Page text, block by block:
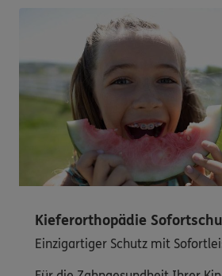
Kieferorthopädie
Einzigartiger Schutz mit